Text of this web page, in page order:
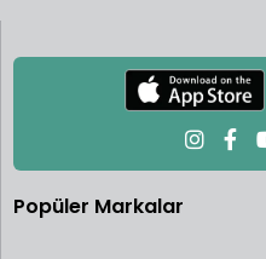
Popüler Markalar